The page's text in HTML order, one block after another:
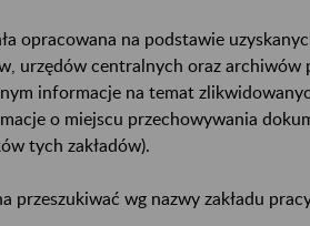
opracowana na podstawie
urzędów centralnych oraz archiwów
informacje na temat
o miejscu przechowywania
tych zakładów).
przeszukiwać wg nazwy zakładu